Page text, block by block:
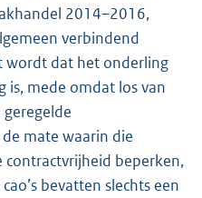
2014–2016,
verbindend
wordt dat het onderling
is, mede omdat los van
mate waarin die
contractvrijheid beperken,
bevatten slechts een